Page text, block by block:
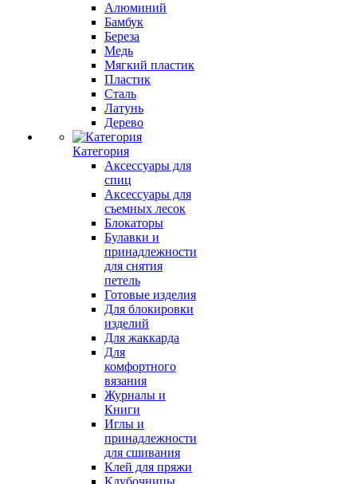
Алюминий
Бамбук
Береза
Медь
Мягкий пластик
Пластик
Сталь
Латунь
Дерево
Категория
Аксессуары для
спиц
Аксессуары для
съемных лесок
Блокаторы
Булавки и
принадлежности
для снятия
петель
Готовые изделия
Для блокировки
изделий
Для жаккарда
Для
комфортного
вязания
Журналы и
Книги
Иглы и
принадлежности
для сшивания
Клей для пряжи
Клубочницы